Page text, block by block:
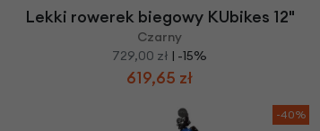
Lekki rowerek biegowy KUbikes 12"
Czarny
729,00 zł | -15%
619,65 zł
-40%